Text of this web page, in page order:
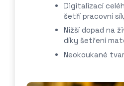
Digitalizací
šetří pracovní
Nižší dopad na
díky šetření
Neokoukané